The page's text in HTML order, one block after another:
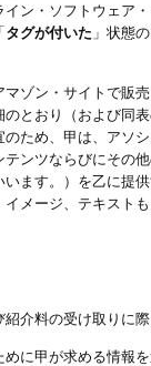
ン・ソフトウェア
タグが付いた 」状態
ゾン・サイトで販
のとおり（および同
ため、甲は、アソ
ンツならびにその
います。）を乙に提
メージ、テキス
介料の受け取りに
に甲が求める情報